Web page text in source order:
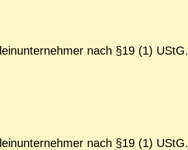
nach §19 (1) UStG.
nach §19 (1) UStG.